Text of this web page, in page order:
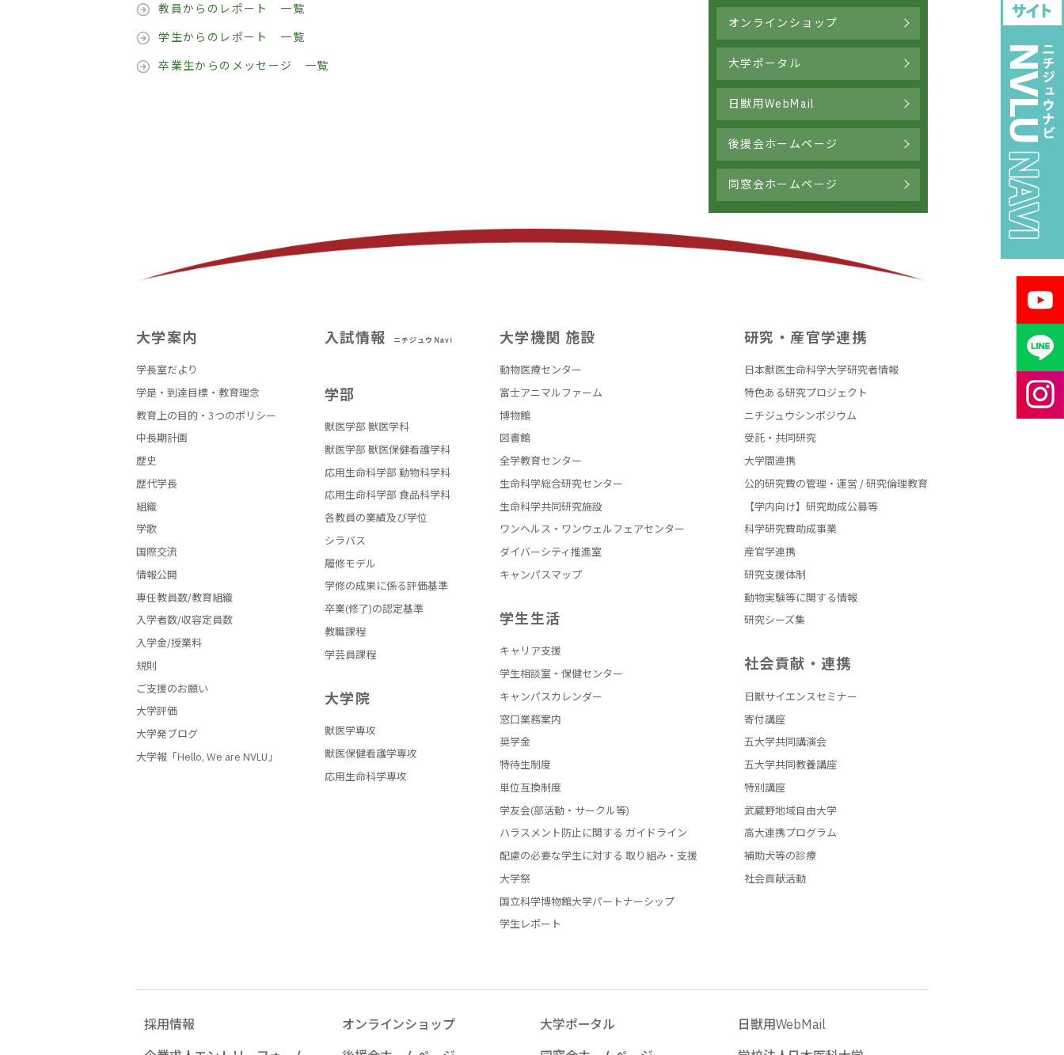
教員からのレポート 一覧
学生からのレポート 一覧
卒業生からのメッセージ 一覧
オンラインショップ
大学ポータル
日獣用WebMail
後援会ホームページ
同窓会ホームページ
大学案内
学長室だより
学是・到達目標・教育理念
教育上の目的・3つのポリシー
中長期計画
歴史
歴代学長
組織
学歌
国際交流
情報公開
専任教員数/教育組織
入学者数/収容定員数
入学金/授業料
規則
ご支援のお願い
大学評価
大学発ブログ
大学報「Hello, We are NVLU」
入試情報 ニチジュウNavi
学部
獣医学部 獣医学科
獣医学部 獣医保健看護学科
応用生命科学部 動物科学科
応用生命科学部 食品科学科
各教員の業績及び学位
シラバス
履修モデル
学修の成果に係る評価基準
卒業(修了)の認定基準
教職課程
学芸員課程
大学院
獣医学専攻
獣医保健看護学専攻
応用生命科学専攻
大学機関 施設
動物医療センター
富士アニマルファーム
博物館
図書館
全学教育センター
生命科学総合研究センター
生命科学共同研究施設
ワンヘルス・ワンウェルフェアセンター
ダイバーシティ推進室
キャンパスマップ
学生生活
キャリア支援
学生相談室・保健センター
キャンパスカレンダー
窓口業務案内
奨学金
特待生制度
単位互換制度
学友会(部活動・サークル等)
ハラスメント防止に関する ガイドライン
配慮の必要な学生に対する 取り組み・支援
大学祭
国立科学博物館大学パートナーシップ
学生レポート
研究・産官学連携
日本獣医生命科学大学研究者情報
特色ある研究プロジェクト
ニチジュウシンポジウム
受託・共同研究
大学間連携
公的研究費の管理・運営 / 研究倫理教育
【学内向け】研究助成公募等
科学研究費助成事業
産官学連携
研究支援体制
動物実験等に関する情報
研究シーズ集
社会貢献・連携
日獣サイエンスセミナー
寄付講座
五大学共同講演会
五大学共同教養講座
特別講座
武蔵野地域自由大学
高大連携プログラム
補助犬等の診療
社会貢献活動
採用情報 オンラインショップ 大学ポータル
日獣用WebMail